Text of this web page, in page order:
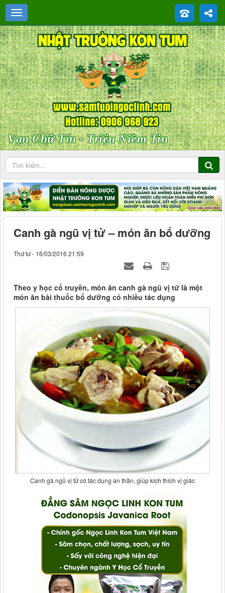
Vạn Chữ Tín - Triệu Niềm Tin
Canh gà ngũ vị tử – món ăn bổ dưỡng
Thứ tư - 16/03/2016 21:59
Theo y học cổ truyền, món ăn canh gà ngũ vị tử là một
món ăn bài thuốc bổ dưỡng có nhiều tác dụng
Canh gà ngũ vị tử có tác dụng an thần, giúp kích thích vị giác